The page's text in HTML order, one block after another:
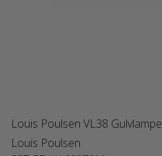
Louis Poulsen VL38 Gulvlampe
Louis Poulsen